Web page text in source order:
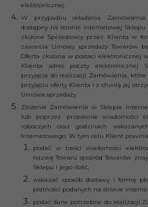
elektronicznej.
W przypadku składania
dostępny na stronie internetowej
złożone Sprzedawcy przez Klienta w
zawarcia Umowy sprzedaży Towarów
Oferta złożona w postaci elektronicznej
Klienta adres poczty elektronicznej
przyjęcia do realizacji Zamówienia,
przyjęciu oferty Klienta i z chwilą jej
Umowa sprzedaży.
Złożenie Zamówienia w Sklepie
lub poprzez przesłanie wiadomości
roboczych oraz godzinach
Internetowego. W tym celu Klient
podać w treści wiadomości
nazwę Towaru spośród Towarów
Sklepu i jego ilość,
wskazać sposób dostawy i formę
płatności podanych na stronie
podać dane potrzebne do realizacji